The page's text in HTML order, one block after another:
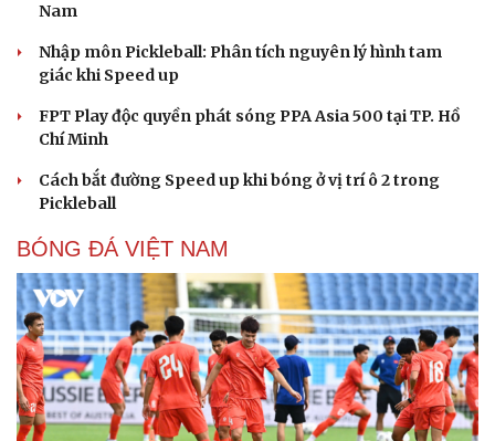
Nam
Nhập môn Pickleball: Phân tích nguyên lý hình tam
giác khi Speed up
FPT Play độc quyền phát sóng PPA Asia 500 tại TP. Hồ
Chí Minh
Cách bắt đường Speed up khi bóng ở vị trí ô 2 trong
Pickleball
BÓNG ĐÁ VIỆT NAM